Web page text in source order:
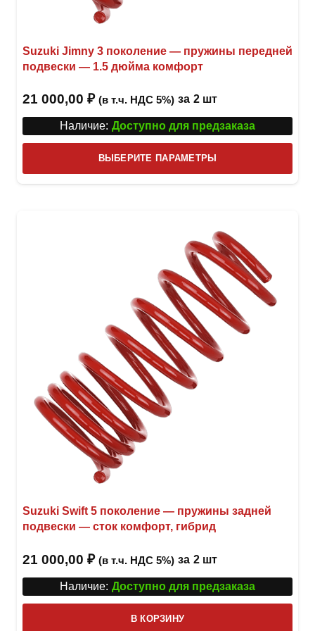
Suzuki Jimny 3 поколение — пружины передней
подвески — 1.5 дюйма комфорт
21 000,00 ₽ (в т.ч. НДС 5%) за 2 шт
Наличие: Доступно для предзаказа
ВЫБЕРИТЕ ПАРАМЕТРЫ
товар
Suzuki Swift 5 поколение — пружины задней
подвески — сток комфорт, гибрид
21 000,00 ₽ (в т.ч. НДС 5%) за 2 шт
Наличие: Доступно для предзаказа
В КОРЗИНУ